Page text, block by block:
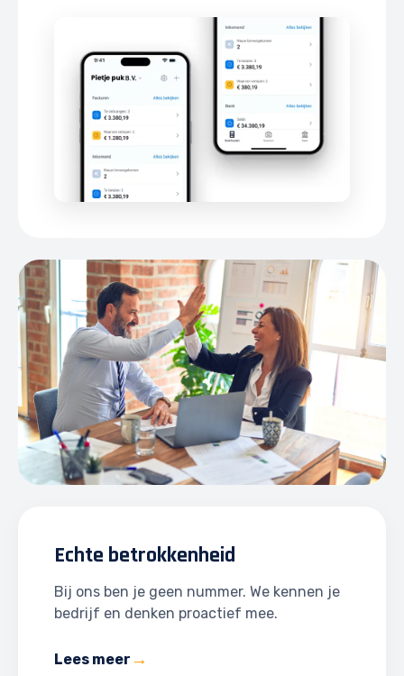
Echte betrokkenheid
Bij ons ben je geen nummer. We kennen je
bedrijf en denken proactief mee.
Lees meer